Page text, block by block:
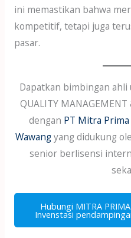
ini memastikan bahwa
kompetitif, tetapi juga
pasar.
Dapatkan bimbingan
QUALITY
dengan PT Mitra
Wawangyang didukung
senior berlisensi
Hubungi MITRA
Invenstasi